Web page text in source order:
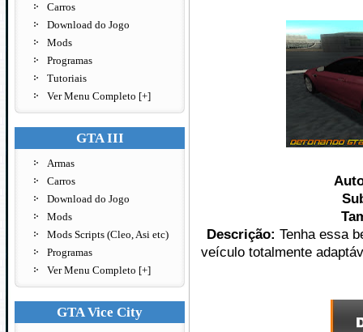
Carros
Download do Jogo
Mods
Programas
Tutoriais
Ver Menu Completo [+]
GTA III
Armas
Carros
Download do Jogo
Mods
Mods Scripts (Cleo, Asi etc)
Programas
Ver Menu Completo [+]
GTA Vice City
Descrição: Tenha essa
veículo totalmente